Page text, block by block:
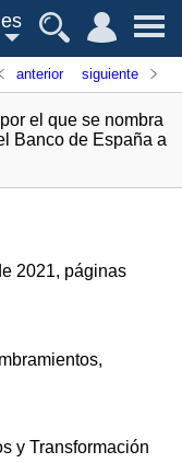
es
anterior siguiente
el que se nombra
Banco de España a
2021, páginas
y Transformación